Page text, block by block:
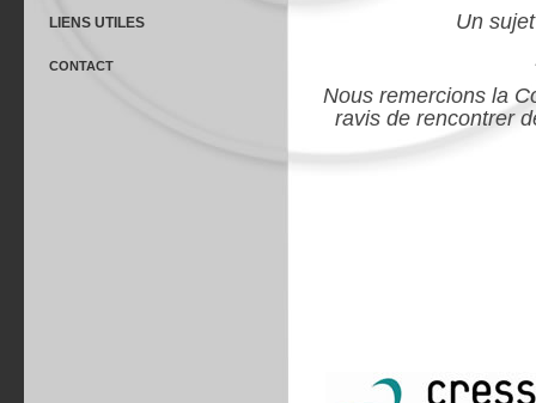
LIENS UTILES
CONTACT
Un
Nous remercions la
ravis de rencontrer